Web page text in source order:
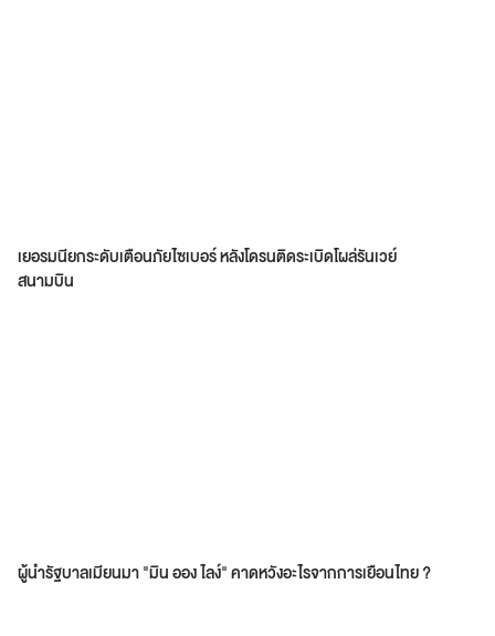
เยอรมนียกระดับเตือนภัยไซเบอร์ หลังโดรนติดระเบิดโผล่รันเวย์
สนามบิน
ผู้นำรัฐบาลเมียนมา "มิน ออง ไลง์" คาดหวังอะไรจากการเยือนไทย ?